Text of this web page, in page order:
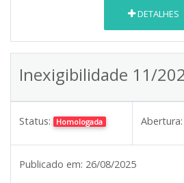
DETALHES
Inexigibilidade 11/
Status: Homologada Abertura:
Publicado em: 26/08/2025